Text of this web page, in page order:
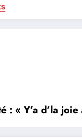
: « Y’a d’la